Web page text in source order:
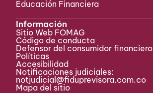
Educación Financiera
Información
Sitio Web FOMAG
Código de conducta
Defensor del consumidor financiero
Políticas
Accesibilidad
Notificaciones judiciales:
notjudicial@fiduprevisora.com.co
Mapa del sitio